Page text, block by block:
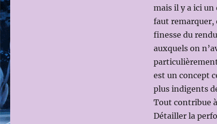
mais il y a ici un
faut remarquer,
finesse du
auxquels on
est un concept
plus indigents
Tout contribue
Détailler la